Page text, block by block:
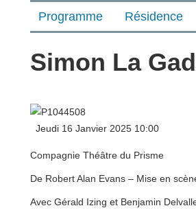
Programme Résidence
Simon La
Jeudi 16 Janvier 2025 10:00
Compagnie Théâtre du Prisme
De Robert Alan Evans – Mise en
Avec Gérald Izing et Benjamin